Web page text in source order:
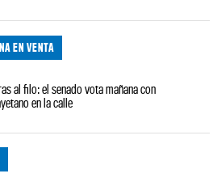
EN VENTA
al filo: el senado vota mañana con
en la calle